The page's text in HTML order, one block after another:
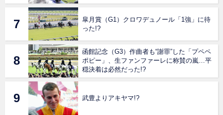
皐月賞（G1）クロワデュノール「1強」に待
った!?
函館記念（G3）作曲者も“謝罪”した「プペペ
ポピー」、生ファンファーレに称賛の嵐…平
穏決着は必然だった!?
武豊よりアキヤマ!?